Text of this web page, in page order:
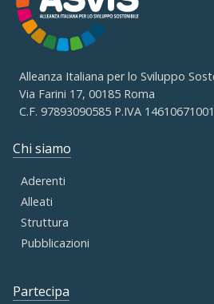
Alleanza Italiana per lo Sviluppo
Via Farini 17, 00185 Roma
C.F. 97893090585 P.IVA 14610671001
Chi siamo
Aderenti
Alleati
Struttura
Pubblicazioni
Partecipa